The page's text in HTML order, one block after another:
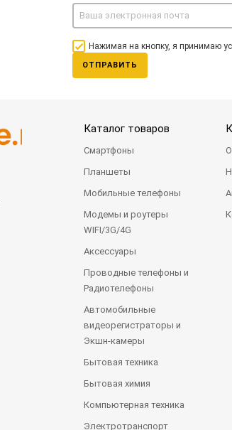
Нажимая на кнопку, я принимаю
ОТПРАВИТЬ
Каталог товаров
Смартфоны
Планшеты
Мобильные телефоны
Модемы и роутеры
WIFI/3G/4G
Аксессуары
Проводные телефоны и
Радиотелефоны
Автомобильные
видеорегистраторы и
Экшн-камеры
Бытовая техника
Бытовая химия
Компьютерная техника
Электротранспорт